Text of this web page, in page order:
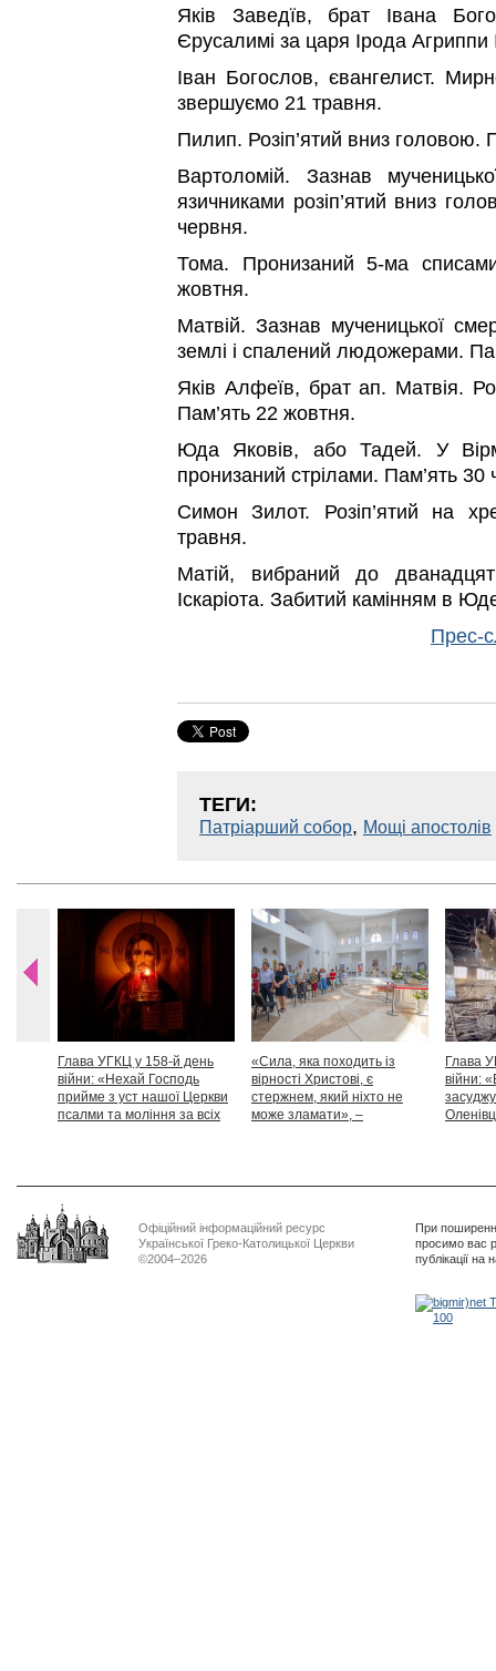
Яків Заведїв, брат Івана
Єрусалимі за царя Ірода
Іван Богослов, євангелист.
звершуємо 21 травня.
Пилип. Розіп’ятий вниз головою.
Вартоломій. Зазнав
язичниками розіп’ятий вниз
червня.
Тома. Пронизаний 5-ма
жовтня.
Матвій. Зазнав мученицької
землі і спалений людожерами.
Яків Алфеїв, брат ап. Матвія.
Пам’ять 22 жовтня.
Юда Яковів, або Тадей. У
пронизаний стрілами. Пам’ять 30
Симон Зилот. Розіп’ятий на
травня.
Матій, вибраний до
Іскаріота. Забитий камінням в
Прес-
ТЕГИ:
Патріарший собор, Мощі апостолів
Глава УГКЦ у 158-й день
війни: «Нехай Господь
прийме з уст нашої Церкви
псалми та моління за всіх
«Сила, яка походить із
вірності Христові, є
стержнем, який ніхто не
може зламати», –
Глава
війни:
Офіційний інформаційний ресурс
Української Греко-Католицької Церкви
©2004–2026
При
просимо вас
публікації на